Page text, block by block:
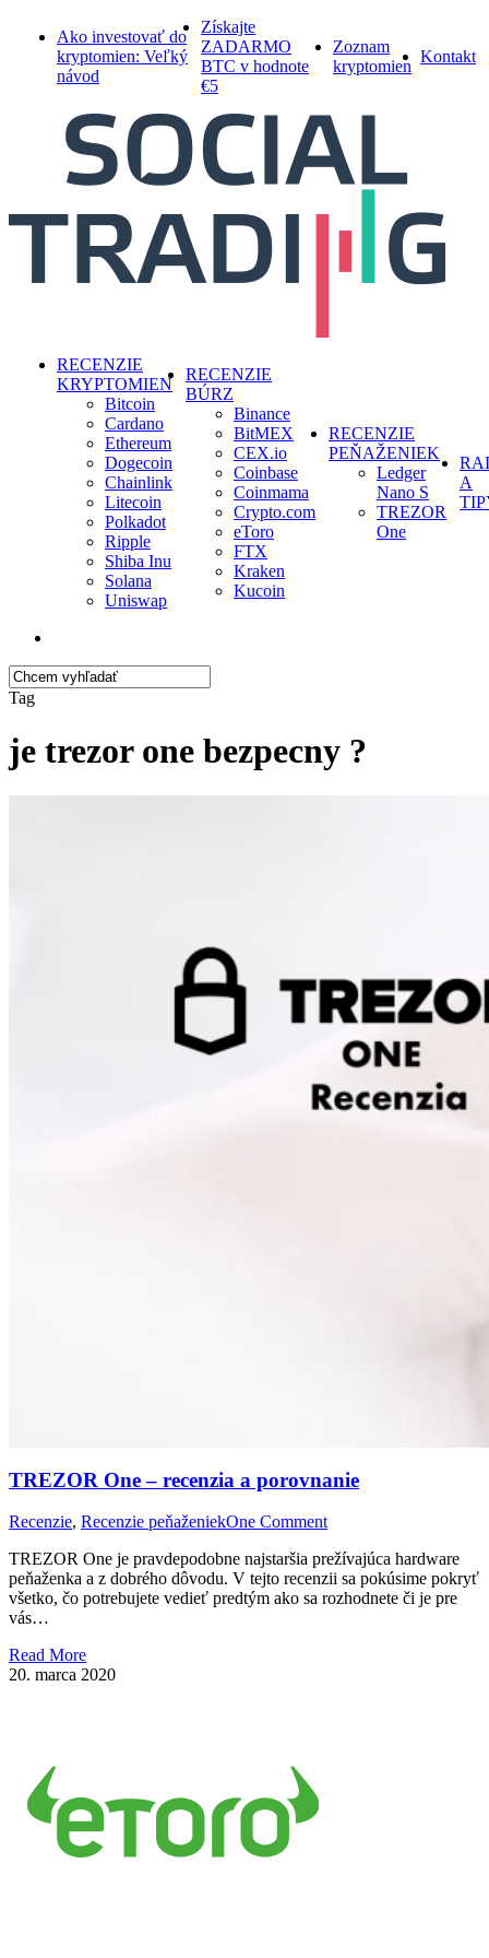
content
Ako investovať do
kryptomien: Veľký
návod
Získajte
ZADARMO
BTC v hodnote
€5
Zoznam
kryptomien
Kontakt
search
Menu
RECENZIE
KRYPTOMIEN
Bitcoin
Cardano
Ethereum
Dogecoin
Chainlink
Litecoin
Polkadot
Ripple
Shiba Inu
Solana
Uniswap
RECENZIE
BÚRZ
Binance
BitMEX
CEX.io
Coinbase
Coinmama
Crypto.com
eToro
FTX
Kraken
Kucoin
RECENZIE
PEŇAŽENIEK
Ledger
Nano S
TREZOR
One
A
Close
Tag
je trezor one bezpecny ?
TREZOR One – recenzia a porovnanie
Recenzie, Recenzie peňaženiekOne Comment
TREZOR One je pravdepodobne najstaršia prežívajúca hardware
peňaženka a z dobrého dôvodu. V tejto recenzii sa pokúsime pokryť
všetko, čo potrebujete vedieť predtým ako sa rozhodnete či je pre
vás…
Read More
20. marca 2020